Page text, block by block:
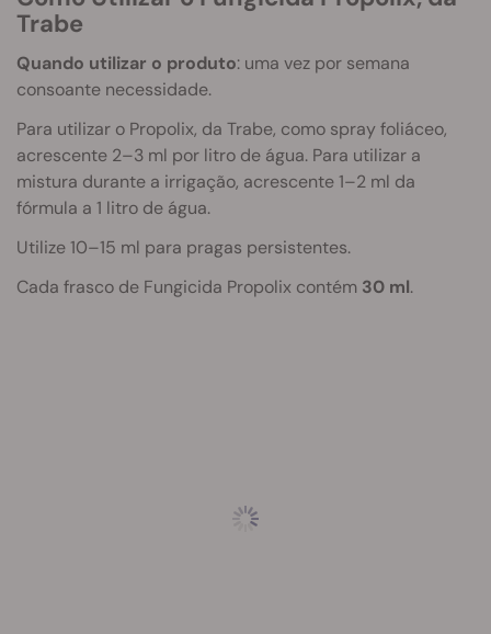
Trabe
Quando utilizar o produto: uma vez por semana
consoante necessidade.
Para utilizar o Propolix, da Trabe, como spray foliáceo,
acrescente 2–3 ml por litro de água. Para utilizar a
mistura durante a irrigação, acrescente 1–2 ml da
fórmula a 1 litro de água.
Utilize 10–15 ml para pragas persistentes.
Cada frasco de Fungicida Propolix contém 30 ml.